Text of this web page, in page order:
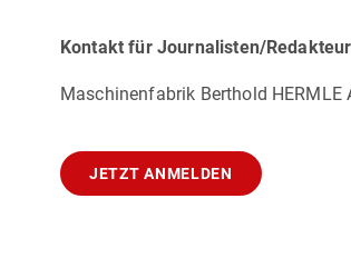
Kontakt für Journalisten/
Maschinenfabrik Berthold
JETZT ANMELDEN